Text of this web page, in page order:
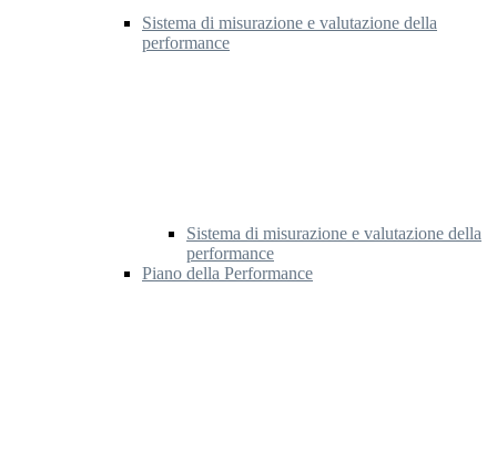
Sistema di misurazione e valutazione della
performance
Sistema di misurazione e valutazione della
performance
Piano della Performance